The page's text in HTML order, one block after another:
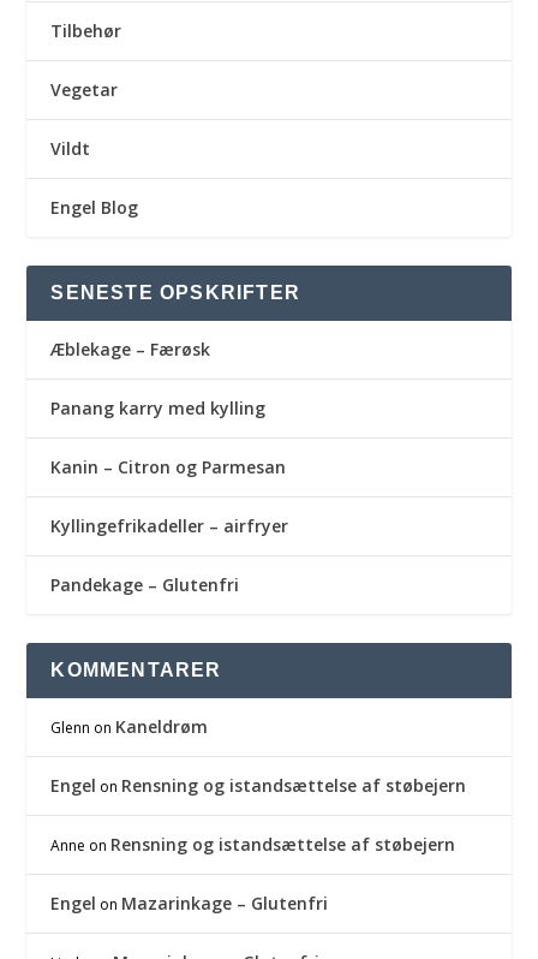
Tilbehør
Vegetar
Vildt
Engel Blog
SENESTE OPSKRIFTER
Æblekage – Færøsk
Panang karry med kylling
Kanin – Citron og Parmesan
Kyllingefrikadeller – airfryer
Pandekage – Glutenfri
KOMMENTARER
Glenn on Kaneldrøm
Engel on Rensning og istandsættelse af støbejern
Anne on Rensning og istandsættelse af støbejern
Engel on Mazarinkage – Glutenfri